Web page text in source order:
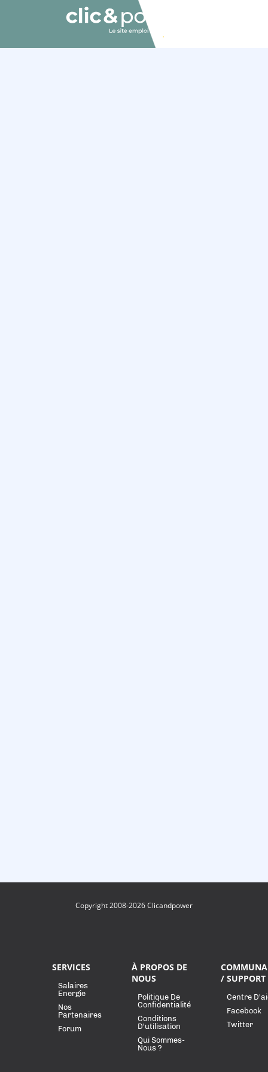
Copyright 2008-2026 Clicandpower
SERVICES
Salaires
Energie
Nos
Partenaires
Forum
À PROPOS DE
NOUS
Politique De
Confidentialité
Conditions
D'utilisation
Qui Sommes-
Nous ?
/ SUPPORT
Centre
Facebook
Twitter